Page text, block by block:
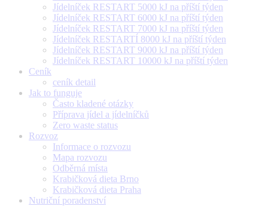
Jídelníček RESTART 5000 kJ na příští týden
Jídelníček RESTART 6000 kJ na příští týden
Jídelníček RESTART 7000 kJ na příští týden
Jídelníček RESTARTÍ 8000 kJ na příští týden
Jídelníček RESTART 9000 kJ na příští týden
Jídelníček RESTART 10000 kJ na příští týden
Ceník
ceník detail
Jak to funguje
Často kladené otázky
Příprava jídel a jídelníčků
Zero waste status
Rozvoz
Informace o rozvozu
Mapa rozvozu
Odběrná místa
Krabičková dieta Brno
Krabičková dieta Praha
Nutriční poradenství